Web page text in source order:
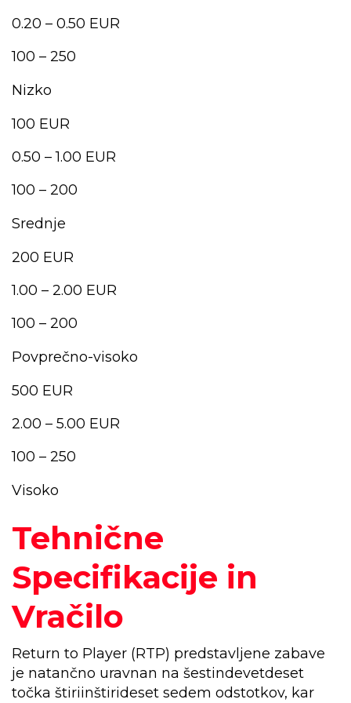
0.20 – 0.50 EUR
100 – 250
Nizko
100 EUR
0.50 – 1.00 EUR
100 – 200
Srednje
200 EUR
1.00 – 2.00 EUR
100 – 200
Povprečno-visoko
500 EUR
2.00 – 5.00 EUR
100 – 250
Visoko
Tehnične
Specifikacije in
Vračilo
Return to Player (RTP) predstavljene zabave
je natančno uravnan na šestindevetdeset
točka štiriinštirideset sedem odstotkov, kar